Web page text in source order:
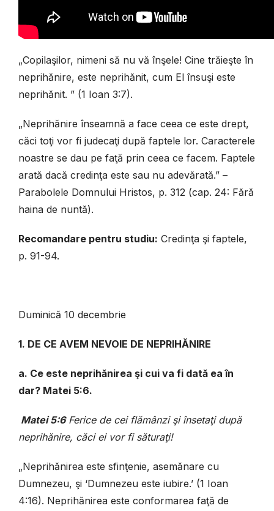
„Copilaşilor, nimeni să nu vă înşele! Cine trăieşte în
neprihănire, este neprihănit, cum El însuşi este
neprihănit. ” (1 Ioan 3:7).
„Neprihănire înseamnă a face ceea ce este drept,
căci toţi vor fi judecaţi după faptele lor. Caracterele
noastre se dau pe faţă prin ceea ce facem. Faptele
arată dacă credinţa este sau nu adevărată.” –
Parabolele Domnului Hristos, p. 312 (cap. 24: Fără
haina de nuntă).
Recomandare pentru studiu: Credinţa şi faptele,
p. 91-94.
Duminică 10 decembrie
1. DE CE AVEM NEVOIE DE NEPRIHĂNIRE
a. Ce este neprihănirea şi cui va fi dată ea în
dar? Matei 5:6.
Matei 5:6Ferice de cei flămânzi şi însetaţi după
neprihănire, căci ei vor fi săturaţi!
„Neprihănirea este sfinţenie, asemănare cu
Dumnezeu, şi ‘Dumnezeu este iubire.’ (1 Ioan
4:16). Neprihănirea este conformarea faţă de